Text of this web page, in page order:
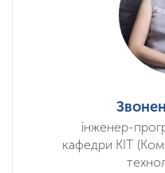
інженер-
кафедри КІТ